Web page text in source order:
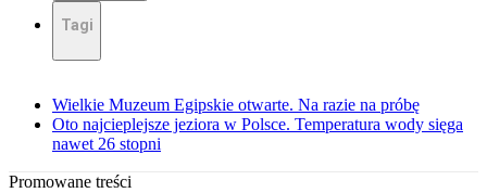
Tagi
Wielkie Muzeum Egipskie otwarte. Na razie na próbę
Oto najcieplejsze jeziora w Polsce. Temperatura wody sięga
nawet 26 stopni
Promowane treści